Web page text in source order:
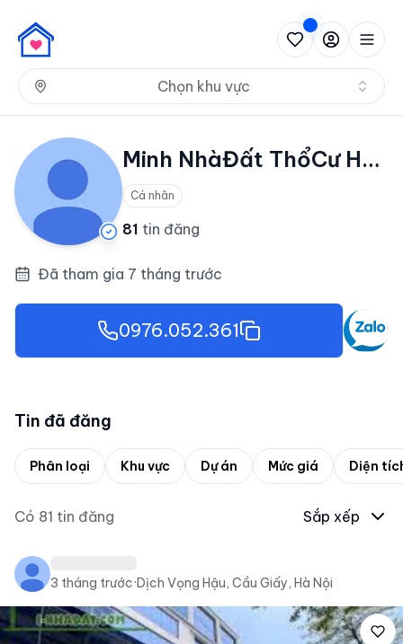
Chọn khu vực
Minh NhàĐất ThổCư HàNội
Cá nhân
81 tin đăng
Đã tham gia 7 tháng trước
0976.052.361
Tin đã đăng
Phân loại Khu vực Dự án Mức giá Diện
Có 81 tin đăng Sắp xếp
3 tháng trước·Dịch Vọng Hậu, Cầu Giấy, Hà Nội